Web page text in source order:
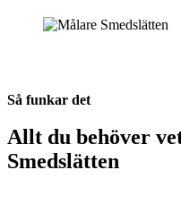
Så funkar det
Allt du behöver
Smedslätten